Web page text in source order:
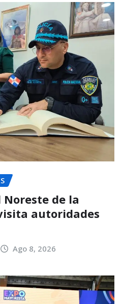
de la
autoridades
Ago 8, 2026